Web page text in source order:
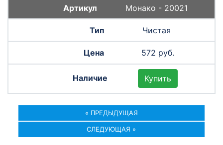
Монако - 20021
Чистая
572 руб.
Купить
« ПРЕДЫДУЩАЯ
СЛЕДУЮЩАЯ »